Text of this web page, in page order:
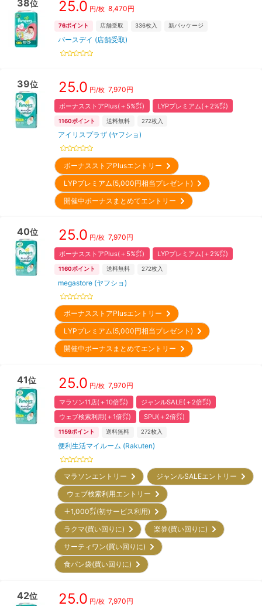
38位 25.0 円/枚 8,470円
76ポイント 店舗受取 336枚入 新パッケージ
バースデイ (店舗受取)
39位 25.0 円/枚 7,970円
ボーナスストアPlus(＋5%㌽) LYPプレミアム(＋2%㌽)
1160ポイント 送料無料 272枚入
アイリスプラザ (ヤフショ)
ボーナスストアPlusエントリー
LYPプレミアム(5,000円相当プレゼント)
開催中ボーナスまとめてエントリー
40位 25.0 円/枚 7,970円
ボーナスストアPlus(＋5%㌽) LYPプレミアム(＋2%㌽)
1160ポイント 送料無料 272枚入
megastore (ヤフショ)
ボーナスストアPlusエントリー
LYPプレミアム(5,000円相当プレゼント)
開催中ボーナスまとめてエントリー
41位 25.0 円/枚 7,970円
マラソン11店(＋10倍㌽)
ジャンルSALE(＋2倍㌽)
ウェブ検索利用(＋1倍㌽)
SPU(＋2倍㌽)
1159ポイント 送料無料 272枚入
便利生活マイルーム (Rakuten)
マラソンエントリー
ジャンルSALEエントリー
ウェブ検索利用エントリー
＋1,000㌽(初サービス利用)
ラクマ(買い回りに)
楽券(買い回りに)
サーティワン(買い回りに)
食パン袋(買い回りに)
42位 25.0 円/枚 7,970円